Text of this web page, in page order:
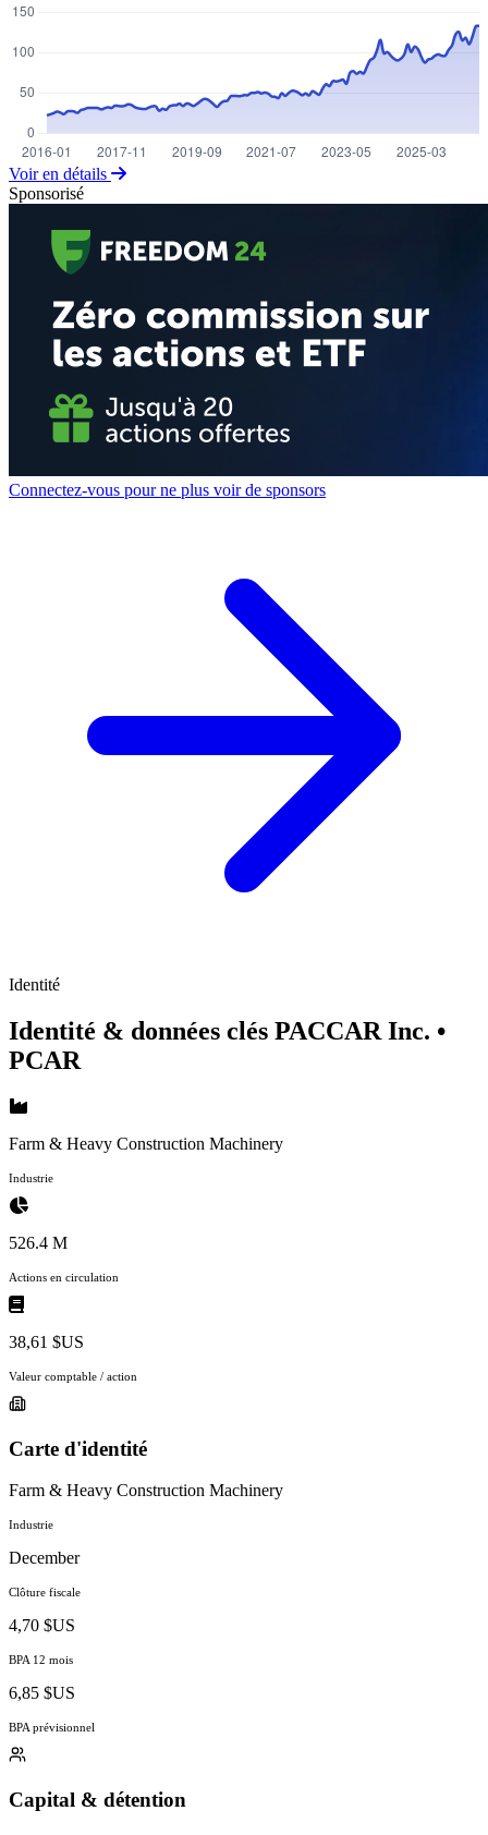
Voir en détails
Sponsorisé
Connectez-vous pour ne plus voir de sponsors
Identité
Identité & données clés PACCAR Inc. •
PCAR
Farm & Heavy Construction Machinery
Industrie
526.4 M
Actions en circulation
38,61 $US
Valeur comptable / action
Carte d'identité
Farm & Heavy Construction Machinery
Industrie
December
Clôture fiscale
4,70 $US
BPA 12 mois
6,85 $US
BPA prévisionnel
Capital & détention